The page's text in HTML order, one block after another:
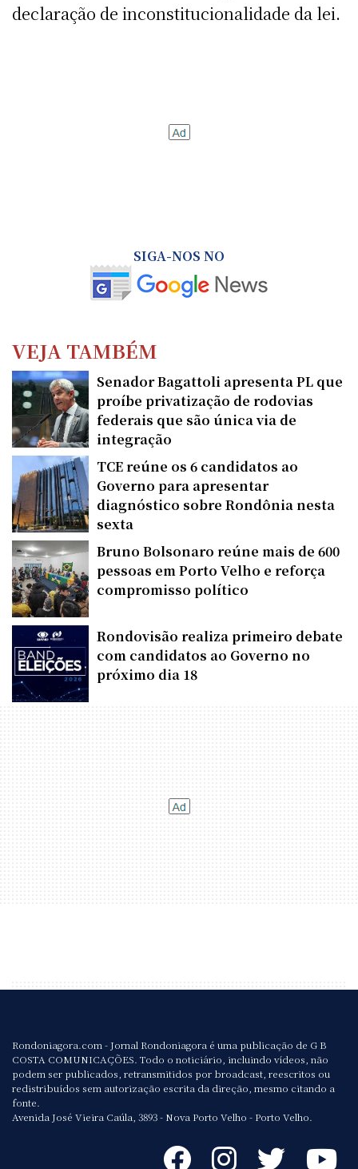
declaração de inconstitucionalidade da lei.
SIGA-NOS NO
VEJA TAMBÉM
Senador Bagattoli apresenta PL que
proíbe privatização de rodovias
federais que são única via de
integração
TCE reúne os 6 candidatos ao
Governo para apresentar
diagnóstico sobre Rondônia nesta
sexta
Bruno Bolsonaro reúne mais de 600
pessoas em Porto Velho e reforça
compromisso político
Rondovisão realiza primeiro debate
com candidatos ao Governo no
próximo dia 18
Rondoniagora.com - Jornal Rondoniagora é uma publicação de G B
COSTA COMUNICAÇÕES. Todo o noticiário, incluindo vídeos, não
podem ser publicados, retransmitidos por broadcast, reescritos ou
redistribuídos sem autorização escrita da direção, mesmo citando a
fonte.
Avenida José Vieira Caúla, 3893 - Nova Porto Velho - Porto Velho.